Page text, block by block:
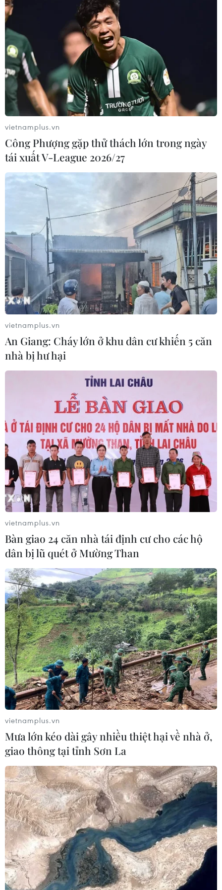
TIN CÙNG CHUYÊN MỤC
vietnamplus.vn
Công Phượng gặp thử thách lớn trong ngày
tái xuất V-League 2026/27
vietnamplus.vn
An Giang: Cháy lớn ở khu dân cư khiến 5 căn
nhà bị hư hại
vietnamplus.vn
Bàn giao 24 căn nhà tái định cư cho các hộ
dân bị lũ quét ở Mường Than
vietnamplus.vn
Mưa lớn kéo dài gây nhiều thiệt hại về nhà ở,
giao thông tại tỉnh Sơn La